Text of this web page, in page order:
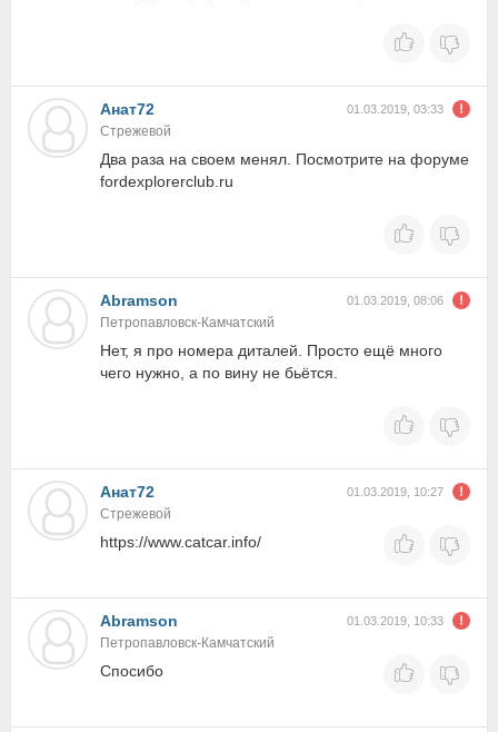
Анат72 01.03.2019, 03:33
Стрежевой
Два раза на своем менял. Посмотрите на форуме
fordexplorerclub.ru
Abramson 01.03.2019, 08:06
Петропавловск-Камчатский
Нет, я про номера диталей. Просто ещё много
чего нужно, а по вину не бьётся.
Анат72 01.03.2019, 10:27
Стрежевой
https://www.catcar.info/
Abramson 01.03.2019, 10:33
Петропавловск-Камчатский
Спосибо